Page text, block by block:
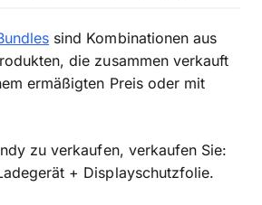
sind Kombinationen aus
die zusammen verkauft
ermäßigten Preis oder mit
zu verkaufen, verkaufen Sie:
+ Displayschutzfolie.